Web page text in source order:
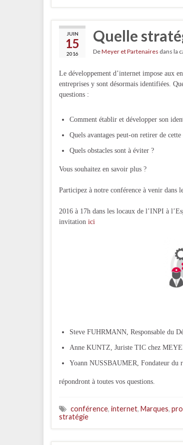
JUIN
15
2016
Quelle
DeMeyer et Partenaires dans la
Le développement d’internet impose aux
entreprises y sont désormais identifiées.
questions :
Comment établir et développer son
Quels avantages peut-on retirer de cette
Quels obstacles sont à éviter ?
Vous souhaitez en savoir plus ?
Participez à notre conférence à venir dans
2016 à 17h dans les locaux de l’INPI à
invitation ici
Steve FUHRMANN, Responsable du
Anne KUNTZ, Juriste TIC chez
Yoann NUSSBAUMER, Fondateur du
répondront à toutes vos questions.
conférence, internet, Marques,
stratégie